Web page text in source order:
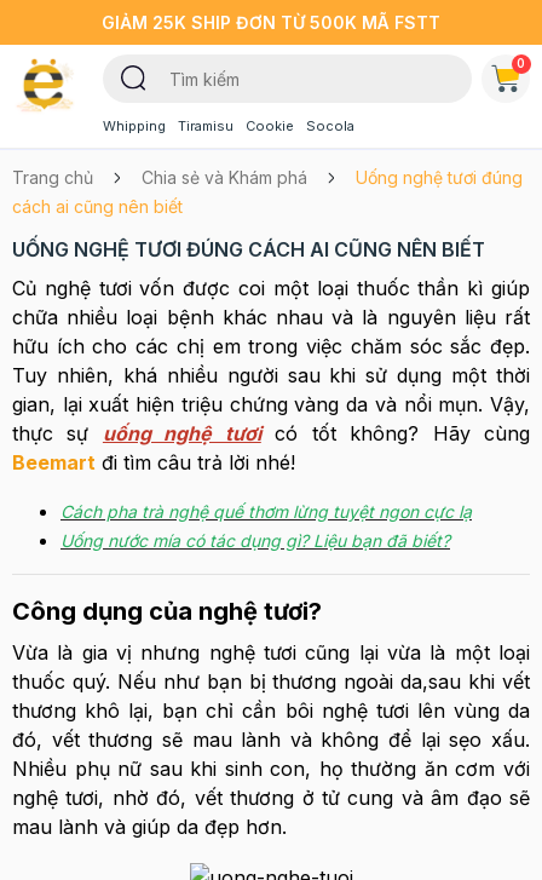
GIẢM 25K SHIP ĐƠN TỪ 500K MÃ FSTT
Whipping Tiramisu Cookie Socola
0
Trang chủ Chia sẻ và Khám phá
Uống nghệ tươi đúng
cách ai cũng nên biết
UỐNG NGHỆ TƯƠI ĐÚNG CÁCH AI CŨNG NÊN BIẾT
Củ nghệ tươi vốn được coi một loại thuốc thần kì giúp
chữa nhiều loại bệnh khác nhau và là nguyên liệu rất
hữu ích cho các chị em trong việc chăm sóc sắc đẹp.
Tuy nhiên, khá nhiều người sau khi sử dụng một thời
gian, lại xuất hiện triệu chứng vàng da và nổi mụn. Vậy,
thực sự uống nghệ tươicó tốt không? Hãy cùng
Beemart đi tìm câu trả lời nhé!
Cách pha trà nghệ quế thơm lừng tuyệt ngon cực lạ
Uống nước mía có tác dụng gì? Liệu bạn đã biết?
Công dụng của nghệ tươi?
Vừa là gia vị nhưng nghệ tươi cũng lại vừa là một loại
thuốc quý. Nếu như bạn bị thương ngoài da,sau khi vết
thương khô lại, bạn chỉ cần bôi nghệ tươi lên vùng da
đó, vết thương sẽ mau lành và không để lại sẹo xấu.
Nhiều phụ nữ sau khi sinh con, họ thường ăn cơm với
nghệ tươi, nhờ đó, vết thương ở tử cung và âm đạo sẽ
mau lành và giúp da đẹp hơn.